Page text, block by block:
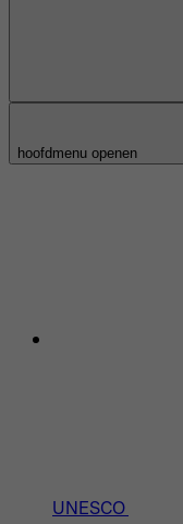
hoofdmenu openen
UNESCO